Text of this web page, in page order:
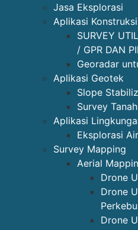
Jasa Eksplorasi
Aplikasi Konstruksi
SURVEY
/ GPR DAN
Georadar
Aplikasi Geotek
Slope
Survey
Aplikasi
Eksplorasi
Survey Mapping
Aerial
Drone
Drone
Drone